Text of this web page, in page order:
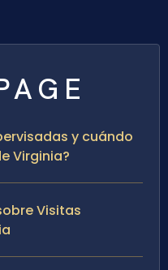
y cuándo
Virginia?
Visitas